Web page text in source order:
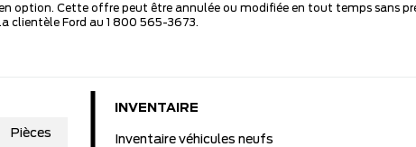
option. Cette offre peut être annulée ou modifiée en tout temps sans
clientèle Ford au 1 800 565-3673.
Pièces
INVENTAIRE
Inventaire véhicules neufs